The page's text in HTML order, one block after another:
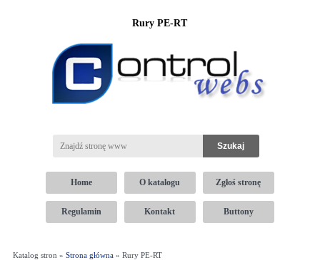
Rury PE-RT
Home O katalogu Zgłoś stronę
Regulamin Kontakt Buttony
Katalog stron » Strona główna» Rury PE-RT